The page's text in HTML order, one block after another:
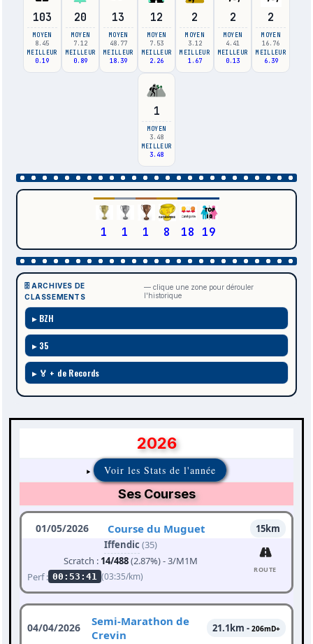
103
MOYEN
8.45
MEILLEUR
0.19
20
MOYEN
7.12
MEILLEUR
0.89
13
MOYEN
48.77
MEILLEUR
18.39
12
MOYEN
7.53
MEILLEUR
2.26
2
MOYEN
3.12
MEILLEUR
1.67
2
MOYEN
4.41
MEILLEUR
0.13
2
MOYEN
16.76
MEILLEUR
6.39
1
MOYEN
3.48
MEILLEUR
3.48
1 1 1 8 18 19
🗄️ ARCHIVES DE
CLASSEMENTS
— clique une zone pour dérouler
l'historique
BZH
35
🏅 + de Records
2026
Voir les Stats de l'année
Ses Courses
01/05/2026 Course du Muguet
15km
Iffendic (35)
Scratch : 14/488(2.87%) - 3/M1M
Perf : 00:53:41 (03:35/km)
ROUTE
04/04/2026
Semi-Marathon de
Crevin
21.1km - 206mD+